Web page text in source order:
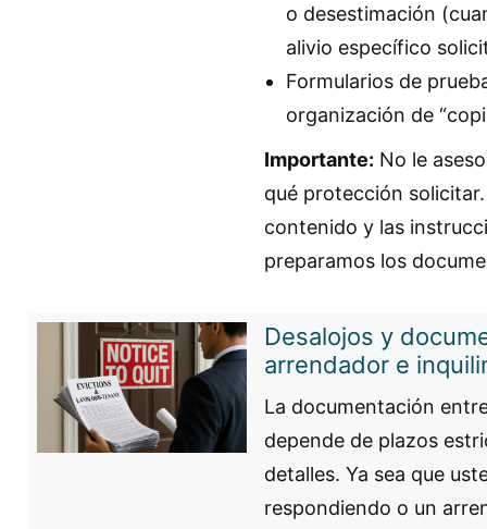
o desestimación
alivio específico
Formularios de
organización de
Importante: No le
qué protección
contenido y las
preparamos los
Desalojos y
arrendador e
La documentación
depende de plazos
detalles. Ya sea que
respondiendo o un